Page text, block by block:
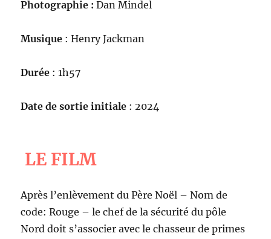
Photographie : Dan Mindel
Musique : Henry Jackman
Durée : 1h57
Date de sortie initiale : 2024
LE FILM
Après l’enlèvement du Père Noël – Nom de
code: Rouge – le chef de la sécurité du pôle
Nord doit s’associer avec le chasseur de primes